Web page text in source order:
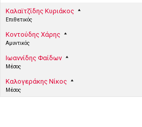
Καλαϊτζίδης Κυριάκος
Επιθετικός
Κοντούδης Χάρης
Αμυντικός
Ιωαννίδης Φαίδων
Μέσος
Καλογεράκης Νίκος
Μέσος